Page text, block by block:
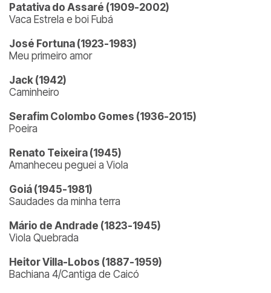
Patativa do Assaré (1909-2002)
Vaca Estrela e boi Fubá
José Fortuna (1923-1983)
Meu primeiro amor
Jack (1942)
Caminheiro
Serafim Colombo Gomes (1936-2015)
Poeira
Renato Teixeira (1945)
Amanheceu peguei a Viola
Goiá (1945-1981)
Saudades da minha terra
Mário de Andrade (1823-1945)
Viola Quebrada
Heitor Villa-Lobos (1887-1959)
Bachiana 4/Cantiga de Caicó